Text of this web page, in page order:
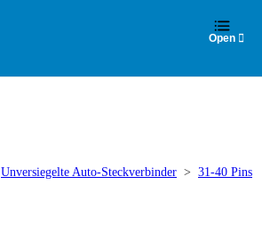
Unversiegelte Auto-Steckverbinder > 31-40 Pins